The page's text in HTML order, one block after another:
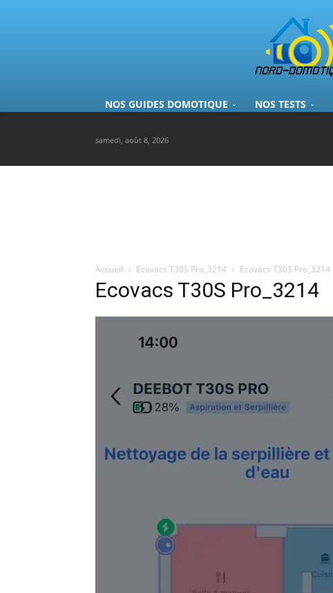
NOS GUIDES DOMOTIQUE NOS TESTS
samedi, août 8, 2026
Accueil Ecovacs T30S Pro_3214 Ecovacs T30S Pro_3214
Ecovacs T30S Pro_3214